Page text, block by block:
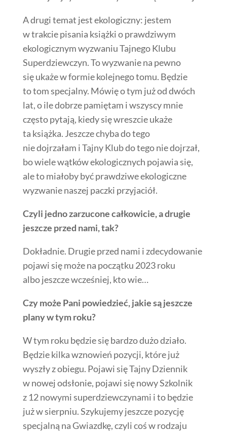
A drugi temat jest ekologiczny: jestem
w trakcie pisania książki o prawdziwym
ekologicznym wyzwaniu Tajnego Klubu
Superdziewczyn. To wyzwanie na pewno
się ukaże w formie kolejnego tomu. Będzie
to tom specjalny. Mówię o tym już od dwóch
lat, o ile dobrze pamiętam i wszyscy mnie
często pytają, kiedy się wreszcie ukaże
ta książka. Jeszcze chyba do tego
nie dojrzałam i Tajny Klub do tego nie dojrzał,
bo wiele wątków ekologicznych pojawia się,
ale to miałoby być prawdziwe ekologiczne
wyzwanie naszej paczki przyjaciół.
Czyli jedno zarzucone całkowicie, a drugie
jeszcze przed nami, tak?
Dokładnie. Drugie przed nami i zdecydowanie
pojawi się może na początku 2023 roku
albo jeszcze wcześniej, kto wie…
Czy może Pani powiedzieć, jakie są jeszcze
plany w tym roku?
W tym roku będzie się bardzo dużo działo.
Będzie kilka wznowień pozycji, które już
wyszły z obiegu. Pojawi się Tajny Dziennik
w nowej odsłonie, pojawi się nowy Szkolnik
z 12 nowymi superdziewczynami i to będzie
już w sierpniu. Szykujemy jeszcze pozycję
specjalną na Gwiazdkę, czyli coś w rodzaju